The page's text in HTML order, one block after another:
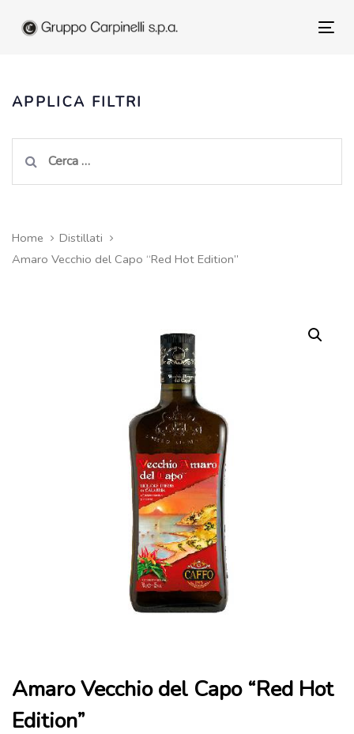
links
to
Skip
content
APPLICA FILTRI
per:
Home
Distillati
Amaro Vecchio del Capo “Red Hot Edition”
Amaro Vecchio del Capo “Red Hot
Edition”